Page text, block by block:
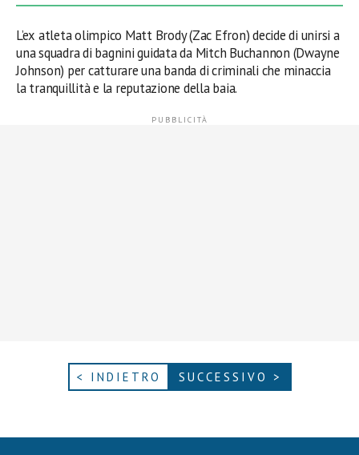
L’ex atleta olimpico Matt Brody (Zac Efron) decide di unirsi a
una squadra di bagnini guidata da Mitch Buchannon (Dwayne
Johnson) per catturare una banda di criminali che minaccia
la tranquillità e la reputazione della baia.
< INDIETRO SUCCESSIVO >